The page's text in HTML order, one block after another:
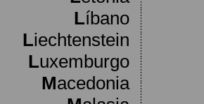
Líbano
Liechtenstein
Luxemburgo
Macedonia